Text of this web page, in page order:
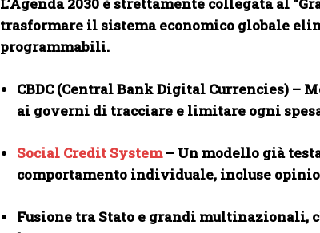
trasformare il sistema economico globale
programmabili.
CBDC (Central Bank Digital Currencies)
ai governi di tracciare e limitare ogni
Social Credit System– Un modello già
comportamento individuale, incluse
Fusione tra Stato e grandi multinazionali,